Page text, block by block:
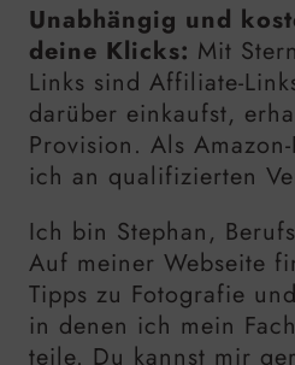
Unabhängig und
deine Klicks: Mit
Links sind Affiliate-
darüber einkaufst,
Provision. Als
ich an qualifizierten
Ich bin Stephan,
Auf meiner Webseite
Tipps zu Fotografie
in denen ich mein
teile. Du kannst mir